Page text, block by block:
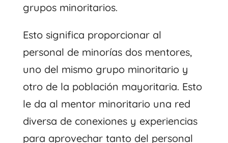
grupos minoritarios.
Esto significa proporcionar al
personal de minorías dos mentores,
uno del mismo grupo minoritario y
otro de la población mayoritaria. Esto
le da al mentor minoritario una red
diversa de conexiones y experiencias
para aprovechar tanto del personal